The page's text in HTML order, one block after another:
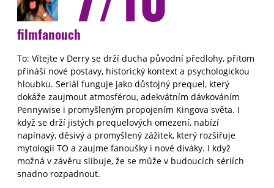
filmfanouch
To: Vítejte v Derry se drží ducha původní předlohy, přitom
přináší nové postavy, historický kontext a psychologickou
hloubku. Seriál funguje jako důstojný prequel, který
dokáže zaujmout atmosférou, adekvátním dávkováním
Pennywise i promyšleným propojením Kingova světa. I
když se drží jistých prequelových omezení, nabízí
napínavý, děsivý a promyšlený zážitek, který rozšiřuje
mytologii TO a zaujme fanoušky i nové diváky. I když
možná v závěru slibuje, že se může v budoucích sériích
snadno rozpadnout.